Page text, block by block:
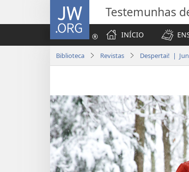
JW.ORG Testemunhas
INÍCIO
Biblioteca Revistas Despertai! |